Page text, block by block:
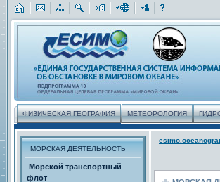
ФИЗИЧЕСКАЯ ГЕОГРАФИЯ МЕТЕОРОЛОГИЯ
МОРСКАЯ ДЕЯТЕЛЬНОСТЬ
Морской транспортный
флот